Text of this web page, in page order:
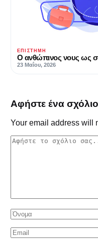
ΕΠΙΣΤΉΜΗ
Ο ανθώπινος νους ως
23 Μαΐου, 2026
Αφήστε ένα σχόλιο
Your email address will